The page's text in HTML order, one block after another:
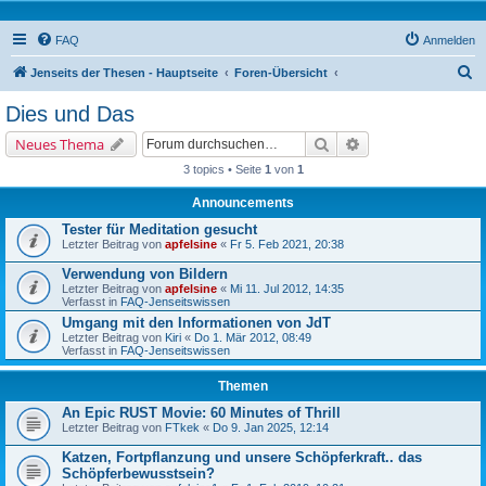
FAQ Anmelden
Jenseits der Thesen - Hauptseite Foren-Übersicht
Dies und Das
Neues Thema Suche
3 topics • Seite 1 von 1
Announcements
Tester für Meditation gesucht
Letzter Beitrag von apfelsine « Fr 5. Feb 2021, 20:38
Verwendung von Bildern
Letzter Beitrag von apfelsine « Mi 11. Jul 2012, 14:35
Verfasst in FAQ-Jenseitswissen
Umgang mit den Informationen von JdT
Letzter Beitrag von Kiri « Do 1. Mär 2012, 08:49
Verfasst in FAQ-Jenseitswissen
Themen
An Epic RUST Movie: 60 Minutes of Thrill
Letzter Beitrag von FTkek « Do 9. Jan 2025, 12:14
Katzen, Fortpflanzung und unsere Schöpferkraft.. das
Schöpferbewusstsein?